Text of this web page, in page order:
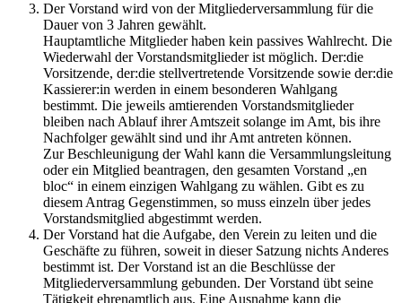
Der Vorstand wird von der Mitgliederversammlung für die
Dauer von 3 Jahren gewählt.
Hauptamtliche Mitglieder haben kein passives Wahlrecht. Die
Wiederwahl der Vorstandsmitglieder ist möglich. Der:die
Vorsitzende, der:die stellvertretende Vorsitzende sowie der:die
Kassierer:in werden in einem besonderen Wahlgang
bestimmt. Die jeweils amtierenden Vorstandsmitglieder
bleiben nach Ablauf ihrer Amtszeit solange im Amt, bis ihre
Nachfolger gewählt sind und ihr Amt antreten können.
Zur Beschleunigung der Wahl kann die Versammlungsleitung
oder ein Mitglied beantragen, den gesamten Vorstand „en
bloc“ in einem einzigen Wahlgang zu wählen. Gibt es zu
diesem Antrag Gegenstimmen, so muss einzeln über jedes
Vorstandsmitglied abgestimmt werden.
Der Vorstand hat die Aufgabe, den Verein zu leiten und die
Geschäfte zu führen, soweit in dieser Satzung nichts Anderes
bestimmt ist. Der Vorstand ist an die Beschlüsse der
Mitgliederversammlung gebunden. Der Vorstand übt seine
Tätigkeit ehrenamtlich aus. Eine Ausnahme kann die